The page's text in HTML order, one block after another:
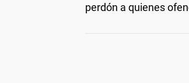
perdón a quienes